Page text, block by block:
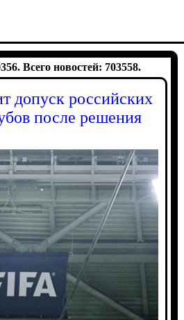
Всего новостей: 703558.
допуск российских
после решения